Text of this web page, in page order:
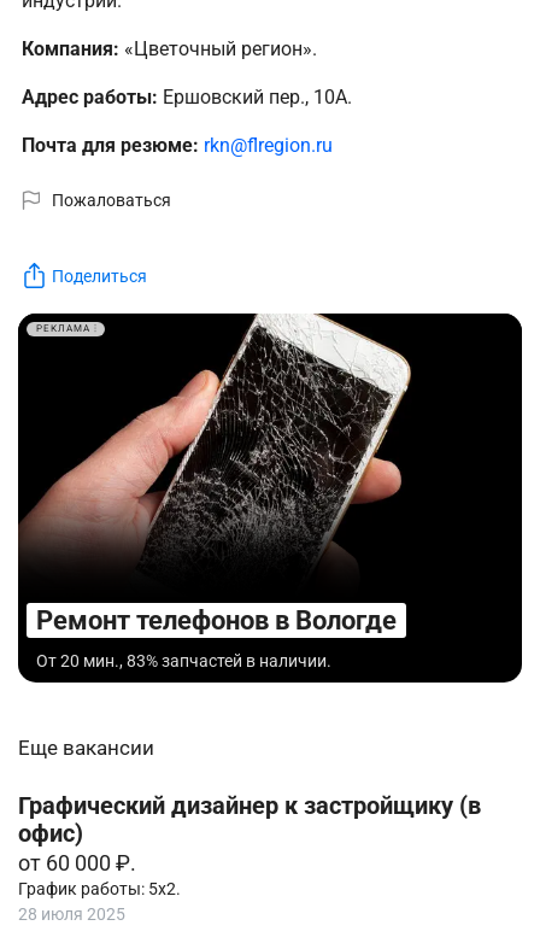
Компания: «Цветочный регион».
Адрес работы: Ершовский пер., 10А.
Почта для резюме: rkn@flregion.ru
Пожаловаться
Поделиться
РЕКЛАМА
Ремонт телефонов в Вологде
От 20 мин., 83% запчастей в наличии.
Еще вакансии
Графический дизайнер к застройщику (в
офис)
от 60 000 ₽.
График работы: 5х2.
28 июля 2025